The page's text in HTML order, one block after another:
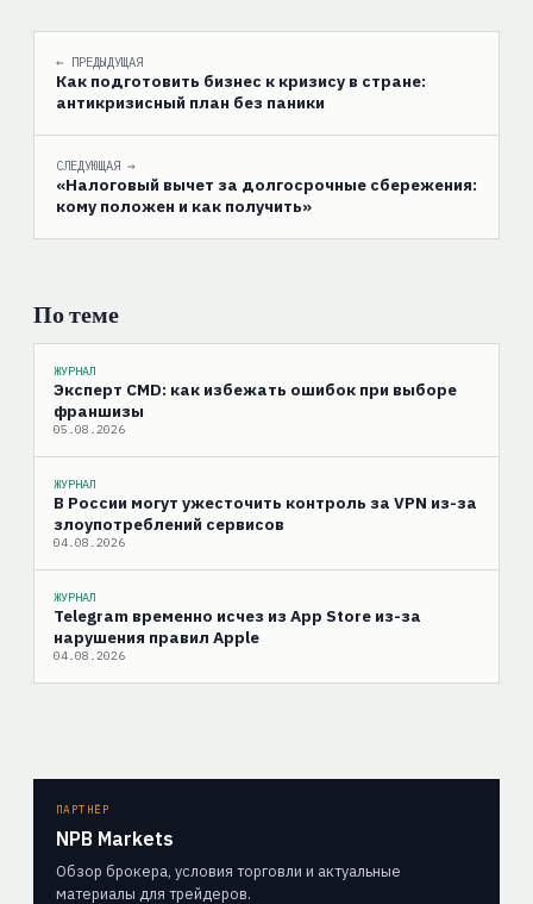
← ПРЕДЫДУЩАЯ
Как подготовить бизнес к кризису в стране:
антикризисный план без паники
СЛЕДУЮЩАЯ →
«Налоговый вычет за долгосрочные сбережения:
кому положен и как получить»
По теме
ЖУРНАЛ
Эксперт CMD: как избежать ошибок при выборе
франшизы
05.08.2026
ЖУРНАЛ
В России могут ужесточить контроль за VPN из-за
злоупотреблений сервисов
04.08.2026
ЖУРНАЛ
Telegram временно исчез из App Store из-за
нарушения правил Apple
04.08.2026
ПАРТНЁР
NPB Markets
Обзор брокера, условия торговли и актуальные
материалы для трейдеров.